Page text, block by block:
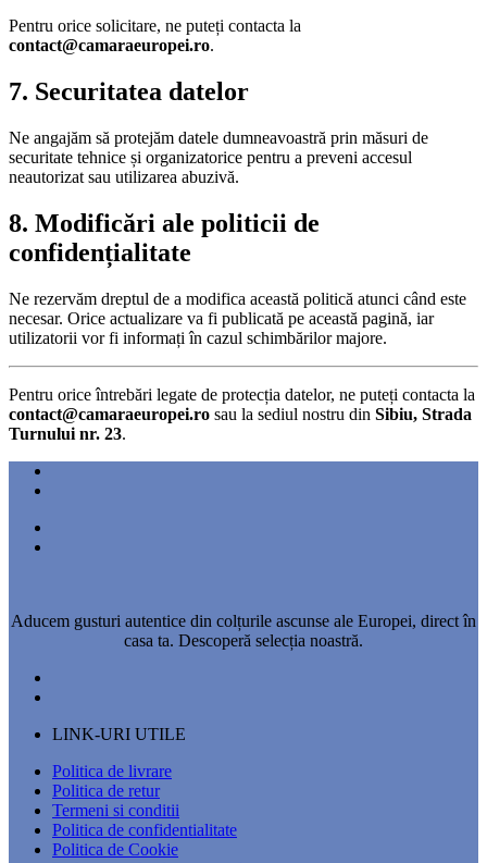
Pentru orice solicitare, ne puteți contacta la
contact@camaraeuropei.ro.
7. Securitatea datelor
Ne angajăm să protejăm datele dumneavoastră prin măsuri de
securitate tehnice și organizatorice pentru a preveni accesul
neautorizat sau utilizarea abuzivă.
8. Modificări ale politicii de
confidențialitate
Ne rezervăm dreptul de a modifica această politică atunci când este
necesar. Orice actualizare va fi publicată pe această pagină, iar
utilizatorii vor fi informați în cazul schimbărilor majore.
Pentru orice întrebări legate de protecția datelor, ne puteți contacta la
contact@camaraeuropei.ro sau la sediul nostru din Sibiu, Strada
Turnului nr. 23.
Aducem gusturi autentice din colțurile ascunse ale Europei, direct în
casa ta. Descoperă selecția noastră.
LINK-URI UTILE
Politica de livrare
Politica de retur
Termeni si conditii
Politica de confidentialitate
Politica de Cookie